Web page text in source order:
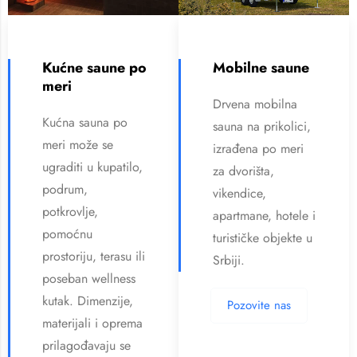
Kućne saune po
meri
Kućna sauna po
meri može se
ugraditi u kupatilo,
podrum,
potkrovlje,
pomoćnu
prostoriju, terasu ili
poseban wellness
kutak. Dimenzije,
materijali i oprema
prilagođavaju se
Mobilne saune
Drvena mobilna
sauna na prikolici,
izrađena po meri
za dvorišta,
vikendice,
apartmane, hotele i
turističke objekte u
Srbiji.
Pozovite nas